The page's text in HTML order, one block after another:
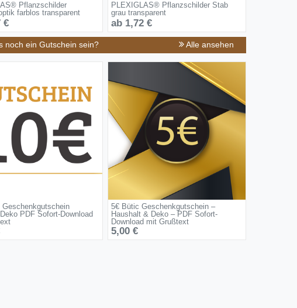
Pflanzschilder
farblos transparent
€
PLEXIGLAS® Pflanzschilder Stab
grau transparent
ab 1,72 €
noch ein Gutschein sein? Alle ansehen
Geschenkgutschein
PDF Sofort-Download
5€ Bütic Geschenkgutschein –
Haushalt & Deko – PDF Sofort-
Download mit Grußtext
5,00 €